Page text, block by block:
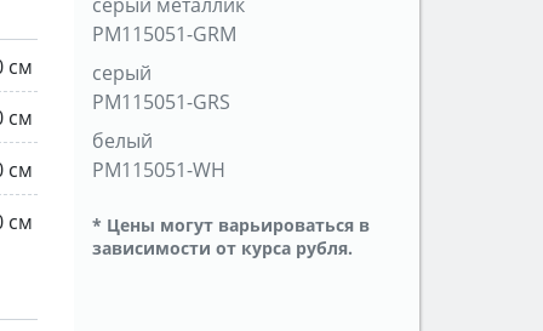
см
см
см
см
серый металлик
PM115051-GRM
серый
PM115051-GRS
белый
PM115051-WH
* Цены могут варьироваться в
зависимости от курса рубля.